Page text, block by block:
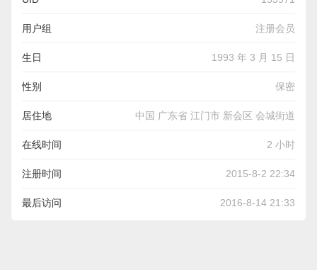
用户组 注册会员
生日 1993 年 3 月 15 日
性别 保密
居住地 中国 广东省 江门市 新会区 会城街道
在线时间 2 小时
注册时间 2015-8-2 22:34
最后访问 2016-8-14 21:33